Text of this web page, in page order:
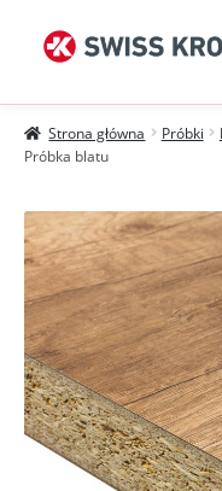
Przejdź
Przejdź
Próbki
Wzorniki
Moje konto
Zamówienie
Jak kupować?
Próbki MDF BE.Velvet
Strona główna Próbki
Próbka blatu